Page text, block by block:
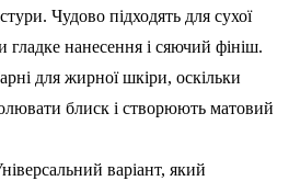
Чудово підходять для сухої
гладке нанесення і сяючий фініш.
для жирної шкіри, оскільки
блиск і створюють матовий
варіант, який